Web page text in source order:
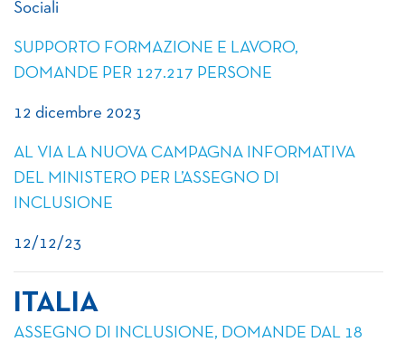
Sociali
SUPPORTO FORMAZIONE E LAVORO,
DOMANDE PER 127.217 PERSONE
12 dicembre 2023
AL VIA LA NUOVA CAMPAGNA INFORMATIVA
DEL MINISTERO PER L’ASSEGNO DI
INCLUSIONE
12/12/23
ITALIA
ASSEGNO DI INCLUSIONE, DOMANDE DAL 18